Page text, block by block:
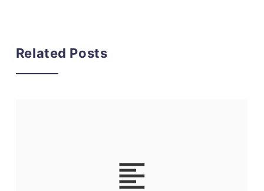
Related Posts